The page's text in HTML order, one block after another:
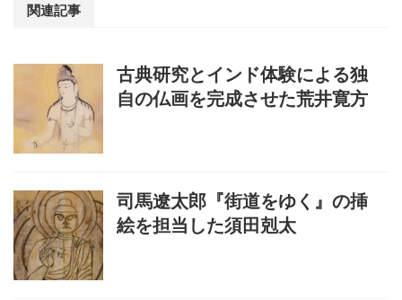
関連記事
古典研究とインド体験による独
自の仏画を完成させた荒井寛方
司馬遼太郎『街道をゆく』の挿
絵を担当した須田剋太